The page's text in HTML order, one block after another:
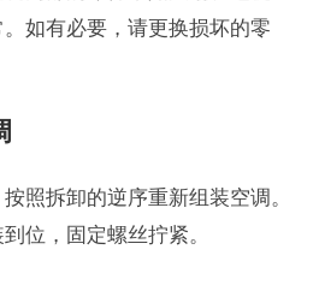
如有必要，请更换损坏的零
照拆卸的逆序重新组装空调。
位，固定螺丝拧紧。